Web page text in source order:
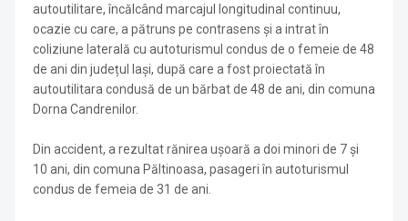
autoutilitare, încălcând marcajul longitudinal continuu,
ocazie cu care, a pătruns pe contrasens și a intrat în
coliziune laterală cu autoturismul condus de o femeie de 48
de ani din județul Iași, după care a fost proiectată în
autoutilitara condusă de un bărbat de 48 de ani, din comuna
Dorna Candrenilor.
Din accident, a rezultat rănirea ușoară a doi minori de 7 și
10 ani, din comuna Păltinoasa, pasageri în autoturismul
condus de femeia de 31 de ani.